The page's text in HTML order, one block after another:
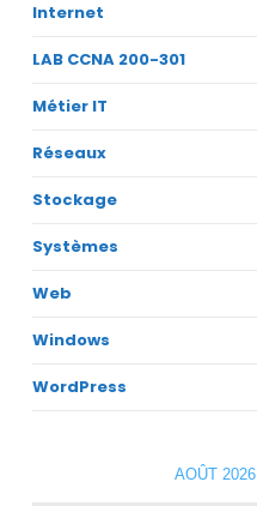
Internet
LAB CCNA 200-301
Métier IT
Réseaux
Stockage
Systèmes
Web
Windows
WordPress
AOÛT 2026